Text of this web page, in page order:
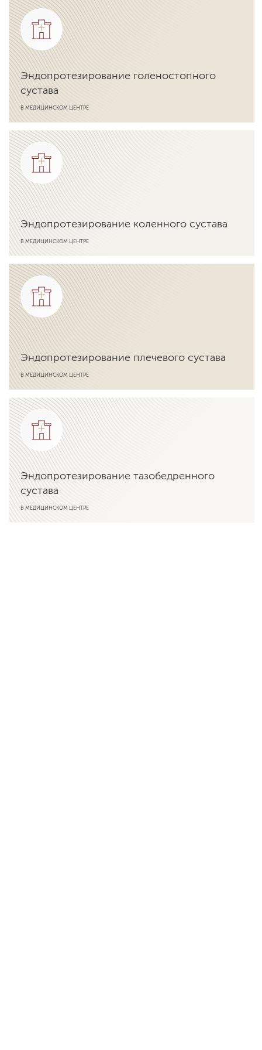
Эндопротезирование голеностопного
сустава
В МЕДИЦИНСКОМ ЦЕНТРЕ
Подробнее об услуге
Эндопротезирование коленного сустава
В МЕДИЦИНСКОМ ЦЕНТРЕ
Подробнее об услуге
Эндопротезирование плечевого сустава
В МЕДИЦИНСКОМ ЦЕНТРЕ
Подробнее об услуге
Эндопротезирование тазобедренного
сустава
В МЕДИЦИНСКОМ ЦЕНТРЕ